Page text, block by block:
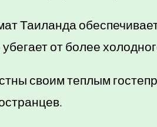
Таиланда
от более
своим теплым